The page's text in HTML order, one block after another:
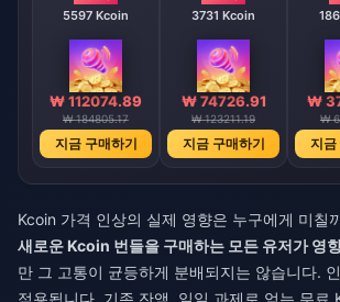
5597 Kcoin
₩ 112074.89
₩ 184805.17
지금 구매하기
3731 Kcoin
₩ 74726.91
₩ 123211.19
지금 구매하기
₩
₩
지금
Kcoin 가격 인상의 실제 영향은 누구에게 미칠
새로운 Kcoin 번들을 구매하는 모든 유저가 영
만 그 고통이 균등하게 분배되지는 않습니다.
적용됩니다. 기존 잔액, 일일 과제로 얻는 무료